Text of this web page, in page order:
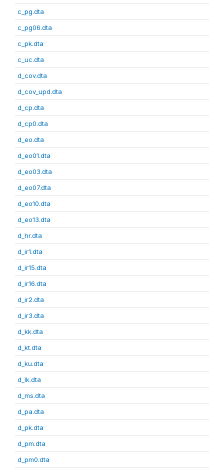
c_pg.dta
c_pg06.dta
c_pk.dta
c_uc.dta
d_cov.dta
d_cov_upd.dta
d_cp.dta
d_cp0.dta
d_eo.dta
d_eo01.dta
d_eo03.dta
d_eo07.dta
d_eo10.dta
d_eo13.dta
d_hr.dta
d_ir1.dta
d_ir15.dta
d_ir16.dta
d_ir2.dta
d_ir3.dta
d_kk.dta
d_kt.dta
d_ku.dta
d_lk.dta
d_ms.dta
d_pa.dta
d_pk.dta
d_pm.dta
d_pm0.dta